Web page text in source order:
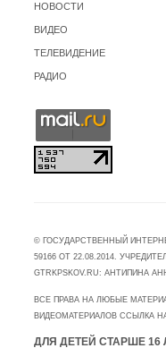
НОВОСТИ
ВИДЕО
ТЕЛЕВИДЕНИЕ
РАДИО
© ГОСУДАРСТВЕННЫЙ
59166 ОТ 22.08.2014.
GTRKPSKOV.RU: АНТИПИНА
ВСЕ ПРАВА НА ЛЮБЫЕ
ВИДЕОМАТЕРИАЛОВ ССЫЛКА
ДЛЯ ДЕТЕЙ СТАРШЕ 16